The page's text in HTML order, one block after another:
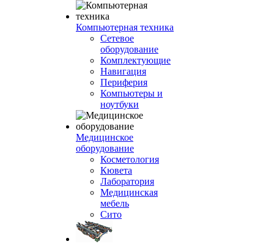
Компьютерная техника
Сетевое
оборудование
Комплектующие
Навигация
Периферия
Компьютеры и
ноутбуки
Медицинское
оборудование
Косметология
Кювета
Лаборатория
Медицинская
мебель
Сито